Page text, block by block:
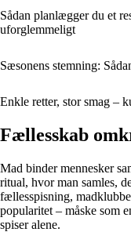
Sådan planlægger du et
uforglemmeligt
Sæsonens stemning:
Enkle retter, stor smag –
Fællesskab
Mad binder mennesker
ritual, hvor man samles,
fællesspisning,
popularitet – måske som
spiser alene.